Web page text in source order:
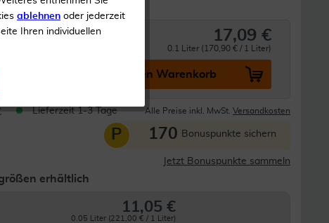
17,09 €
0.1 Liter (170,90 € / 1 Liter)
In den Warenkorb
Lieferzeit 1-3 Tage Alle Preise inkl. MwSt. Versandkosten
P 170 Bonuspunkte sichern
Jetzt Bonuspunkte sammeln
erhältlich
11,05 €
0.05 Liter (221,00 € / 1 Liter)
ablehnen oder jederzeit
Ihren individuellen